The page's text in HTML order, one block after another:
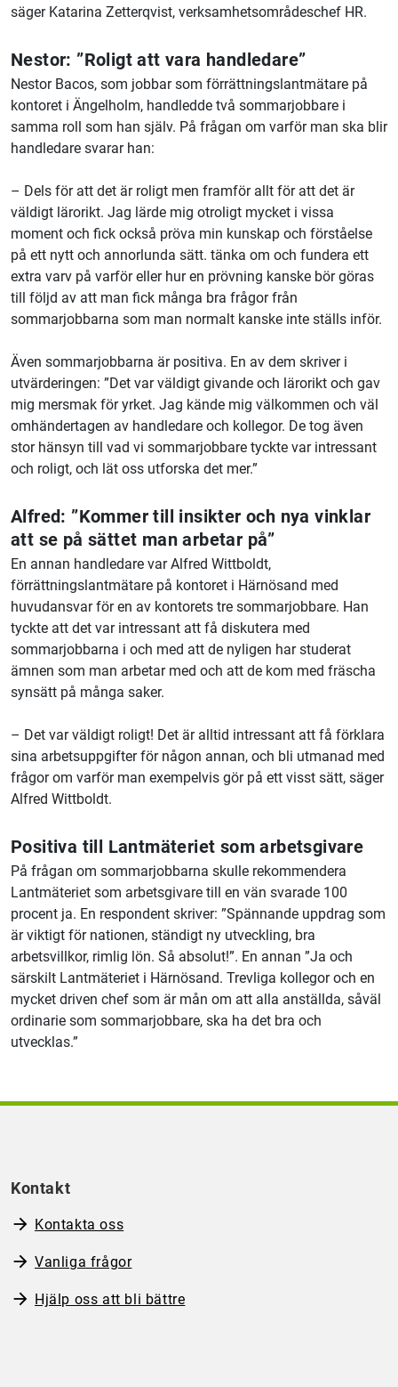
säger Katarina Zetterqvist, verksamhetsområdeschef HR.
Nestor: ”Roligt att vara handledare”
Nestor Bacos, som jobbar som förrättningslantmätare på
kontoret i Ängelholm, handledde två sommarjobbare i
samma roll som han själv. På frågan om varför man ska blir
handledare svarar han:
– Dels för att det är roligt men framför allt för att det är
väldigt lärorikt. Jag lärde mig otroligt mycket i vissa
moment och fick också pröva min kunskap och förståelse
på ett nytt och annorlunda sätt. tänka om och fundera ett
extra varv på varför eller hur en prövning kanske bör göras
till följd av att man fick många bra frågor från
sommarjobbarna som man normalt kanske inte ställs inför.
Även sommarjobbarna är positiva. En av dem skriver i
utvärderingen: ”Det var väldigt givande och lärorikt och gav
mig mersmak för yrket. Jag kände mig välkommen och väl
omhändertagen av handledare och kollegor. De tog även
stor hänsyn till vad vi sommarjobbare tyckte var intressant
och roligt, och lät oss utforska det mer.”
Alfred: ”Kommer till insikter och nya vinklar
att se på sättet man arbetar på”
En annan handledare var Alfred Wittboldt,
förrättningslantmätare på kontoret i Härnösand med
huvudansvar för en av kontorets tre sommarjobbare. Han
tyckte att det var intressant att få diskutera med
sommarjobbarna i och med att de nyligen har studerat
ämnen som man arbetar med och att de kom med fräscha
synsätt på många saker.
– Det var väldigt roligt! Det är alltid intressant att få förklara
sina arbetsuppgifter för någon annan, och bli utmanad med
frågor om varför man exempelvis gör på ett visst sätt, säger
Alfred Wittboldt.
Positiva till Lantmäteriet som arbetsgivare
På frågan om sommarjobbarna skulle rekommendera
Lantmäteriet som arbetsgivare till en vän svarade 100
procent ja. En respondent skriver: ”Spännande uppdrag som
är viktigt för nationen, ständigt ny utveckling, bra
arbetsvillkor, rimlig lön. Så absolut!”. En annan ”Ja och
särskilt Lantmäteriet i Härnösand. Trevliga kollegor och en
mycket driven chef som är mån om att alla anställda, såväl
ordinarie som sommarjobbare, ska ha det bra och
utvecklas.”
Kontakt
Kontakta oss
Vanliga frågor
Hjälp oss att bli bättre